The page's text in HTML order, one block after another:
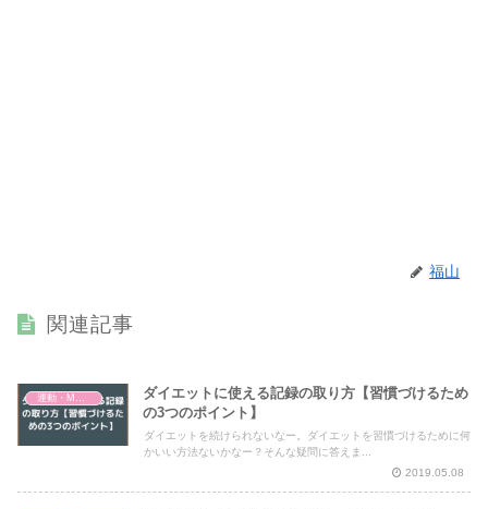
福山
関連記事
ダイエットに使える記録の取り方【習慣づけるため
の3つのポイント】
ダイエットを続けられないなー。ダイエットを習慣づけるために何
かいい方法ないかなー？そんな疑問に答えま...
2019.05.08